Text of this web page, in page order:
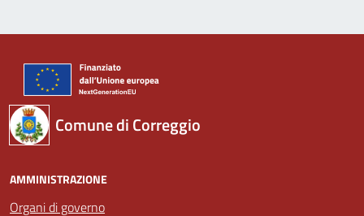
Comune di Correggio
AMMINISTRAZIONE
Organi di governo